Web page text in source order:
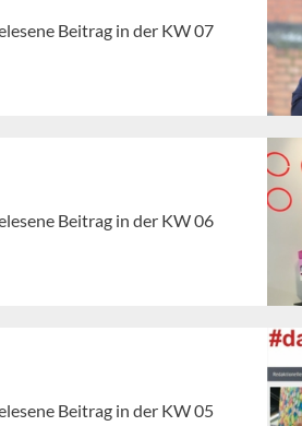
Beitrag in der KW 07
Beitrag in der KW 06
Beitrag in der KW 05